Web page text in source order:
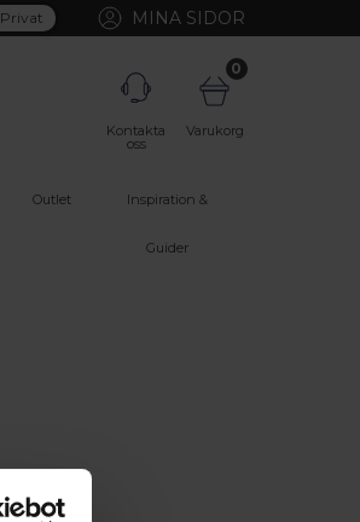
Privat MINA SIDOR
Kontakta
oss
0
Varukorg
Outlet Inspiration &
Guider